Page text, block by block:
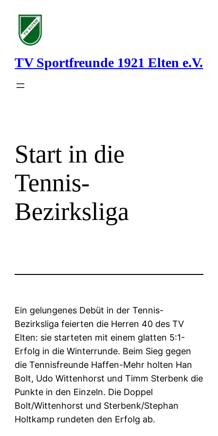
springen
TV Sportfreunde 1921 Elten e.V.
Start in die
Tennis-
Bezirksliga
Ein gelungenes Debüt in der Tennis-
Bezirksliga feierten die Herren 40 des TV
Elten: sie starteten mit einem glatten 5:1-
Erfolg in die Winterrunde. Beim Sieg gegen
die Tennisfreunde Haffen-Mehr holten Han
Bolt, Udo Wittenhorst und Timm Sterbenk die
Punkte in den Einzeln. Die Doppel
Bolt/Wittenhorst und Sterbenk/Stephan
Holtkamp rundeten den Erfolg ab.